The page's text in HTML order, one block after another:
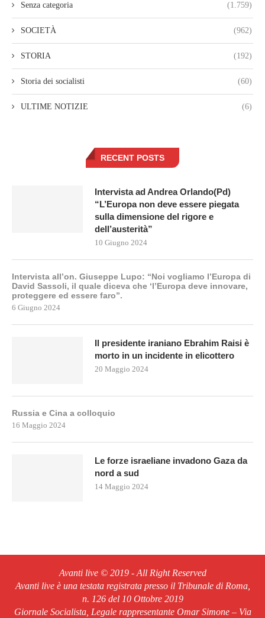
Senza categoria (1.759)
SOCIETÀ (962)
STORIA (192)
Storia dei socialisti (60)
ULTIME NOTIZIE (6)
RECENT POSTS
Intervista ad Andrea Orlando(Pd)
“L’Europa non deve essere piegata
sulla dimensione del rigore e
dell’austerità”
10 Giugno 2024
Intervista all’on. Giuseppe Lupo: “Noi vogliamo l’Europa di
David Sassoli, il quale diceva che ‘l’Europa deve innovare,
proteggere ed essere faro”.
6 Giugno 2024
Il presidente iraniano Ebrahim Raisi è
morto in un incidente in elicottero
20 Maggio 2024
Russia e Cina a colloquio
16 Maggio 2024
Le forze israeliane invadono Gaza da
nord a sud
14 Maggio 2024
Avanti live © 2019 - All Right Reserved
Avanti live è una testata registrata presso il Tribunale di Roma,
n. 126 del 10 Ottobre 2019
Giornale Socialista, Legale rappresentante Omar Simone – Via